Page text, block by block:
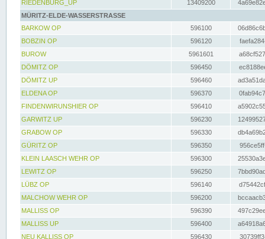
RIEDENBURG_UP
13409200
MÜRITZ-ELDE-WASSERSTRASSE
BARKOW OP
596100
BOBZIN OP
596120
BUROW
5961601
DÖMITZ OP
596450
DÖMITZ UP
596460
ELDENA OP
596370
FINDENWIRUNSHIER OP
596410
GARWITZ UP
596230
GRABOW OP
596330
GÜRITZ OP
596350
KLEIN LAASCH WEHR OP
596300
LEWITZ OP
596250
LÜBZ OP
596140
MALCHOW WEHR OP
596200
MALLISS OP
596390
MALLISS UP
596400
NEU KALLISS OP
596430